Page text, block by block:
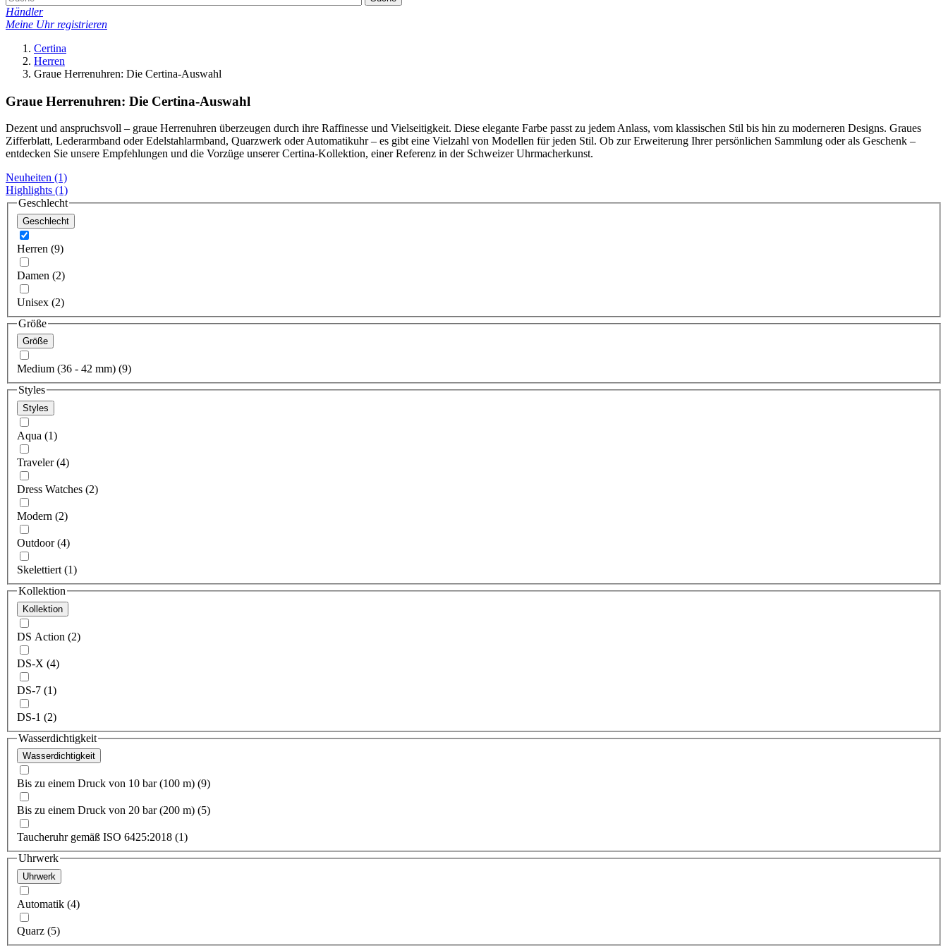
Händler
Meine Uhr registrieren
Certina
Herren
Graue Herrenuhren: Die Certina-Auswahl
Graue Herrenuhren: Die Certina-Auswahl
Dezent und anspruchsvoll – graue Herrenuhren überzeugen durch ihre Raffinesse und Vielseitigkeit. Diese elegante Farbe passt zu jedem Anlass, vom klassischen Stil bis hin zu moderneren Designs. Graues
Zifferblatt, Lederarmband oder Edelstahlarmband, Quarzwerk oder Automatikuhr – es gibt eine Vielzahl von Modellen für jeden Stil. Ob zur Erweiterung Ihrer persönlichen Sammlung oder als Geschenk –
entdecken Sie unsere Empfehlungen und die Vorzüge unserer Certina-Kollektion, einer Referenz in der Schweizer Uhrmacherkunst.
Neuheiten (1)
Highlights (1)
Geschlecht
Geschlecht
Herren (9)
Damen (2)
Unisex (2)
Größe
Größe
Medium (36 - 42 mm) (9)
Styles
Styles
Aqua (1)
Traveler (4)
Dress Watches (2)
Modern (2)
Outdoor (4)
Skelettiert (1)
Kollektion
Kollektion
DS Action (2)
DS-X (4)
DS-7 (1)
DS-1 (2)
Wasserdichtigkeit
Wasserdichtigkeit
Bis zu einem Druck von 10 bar (100 m) (9)
Bis zu einem Druck von 20 bar (200 m) (5)
Taucheruhr gemäß ISO 6425:2018 (1)
Uhrwerk
Uhrwerk
Automatik (4)
Quarz (5)